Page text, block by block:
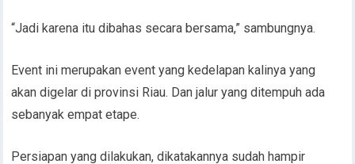
“Jadi karena itu dibahas secara bersama,” sambungnya.
Event ini merupakan event yang kedelapan kalinya yang
akan digelar di provinsi Riau. Dan jalur yang ditempuh ada
sebanyak empat etape.
Persiapan yang dilakukan, dikatakannya sudah hampir